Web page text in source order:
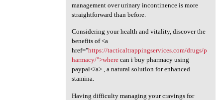
management over urinary incontinence is more
straightforward than before.
Considering your health and vitality, discover the
benefits of <a
href="https://tacticaltrappingservices.com/drugs/p
harmacy/">wherecan i buy pharmacy using
paypal</a> , a natural solution for enhanced
stamina.
Having difficulty managing your cravings for